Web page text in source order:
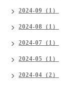
2024-09（1）
2024-08（1）
2024-07（1）
2024-05（1）
2024-04（2）